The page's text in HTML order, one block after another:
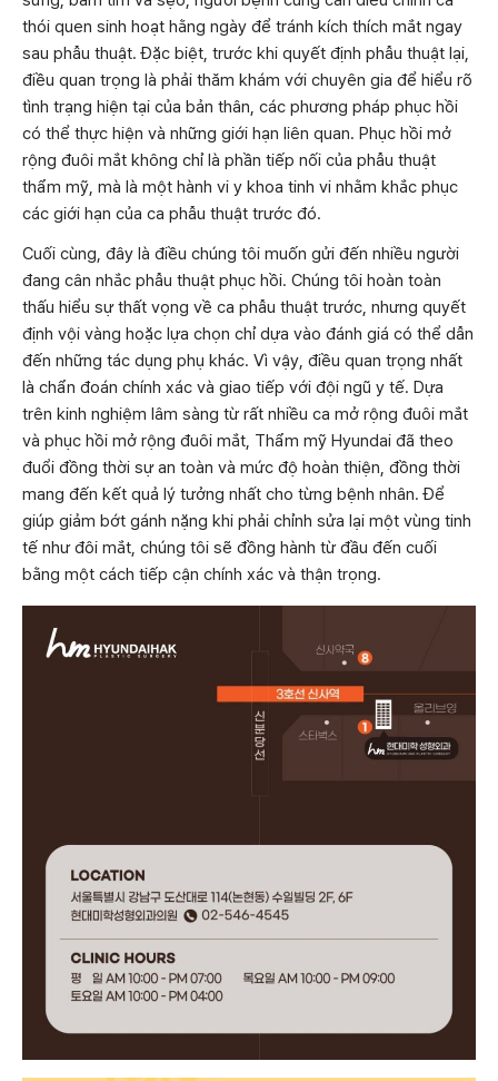
thói quen sinh hoạt hằng ngày để tránh kích thích mắt ngay
sau phẫu thuật. Đặc biệt, trước khi quyết định phẫu thuật lại,
điều quan trọng là phải thăm khám với chuyên gia để hiểu rõ
tình trạng hiện tại của bản thân, các phương pháp phục hồi
có thể thực hiện và những giới hạn liên quan. Phục hồi mở
rộng đuôi mắt không chỉ là phần tiếp nối của phẫu thuật
thẩm mỹ, mà là một hành vi y khoa tinh vi nhằm khắc phục
các giới hạn của ca phẫu thuật trước đó.
Cuối cùng, đây là điều chúng tôi muốn gửi đến nhiều người
đang cân nhắc phẫu thuật phục hồi. Chúng tôi hoàn toàn
thấu hiểu sự thất vọng về ca phẫu thuật trước, nhưng quyết
định vội vàng hoặc lựa chọn chỉ dựa vào đánh giá có thể dẫn
đến những tác dụng phụ khác. Vì vậy, điều quan trọng nhất
là chẩn đoán chính xác và giao tiếp với đội ngũ y tế. Dựa
trên kinh nghiệm lâm sàng từ rất nhiều ca mở rộng đuôi mắt
và phục hồi mở rộng đuôi mắt, Thẩm mỹ Hyundai đã theo
đuổi đồng thời sự an toàn và mức độ hoàn thiện, đồng thời
mang đến kết quả lý tưởng nhất cho từng bệnh nhân. Để
giúp giảm bớt gánh nặng khi phải chỉnh sửa lại một vùng tinh
tế như đôi mắt, chúng tôi sẽ đồng hành từ đầu đến cuối
bằng một cách tiếp cận chính xác và thận trọng.